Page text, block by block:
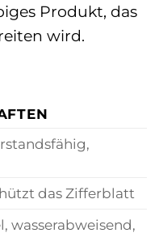
Produkt, das
wird.
das Zifferblatt
wasserabweisend,